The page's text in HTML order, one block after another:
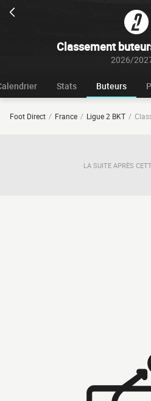
Classement
2026/
Stats Buteurs
Foot Direct France Ligue 2 BKT
LA SUITE APRÈS